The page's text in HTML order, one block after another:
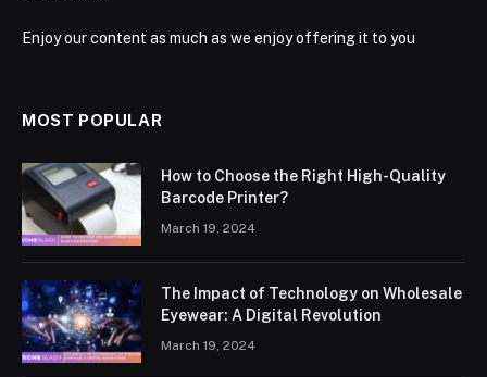
Enjoy our content as much as we enjoy offering it to you
MOST POPULAR
How to Choose the Right High-Quality
Barcode Printer?
March 19, 2024
The Impact of Technology on Wholesale
Eyewear: A Digital Revolution
March 19, 2024